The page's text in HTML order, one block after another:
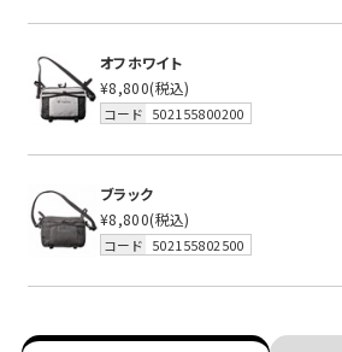
オフホワイト
¥8,800(税込)
コード 502155800200
ブラック
¥8,800(税込)
コード 502155802500